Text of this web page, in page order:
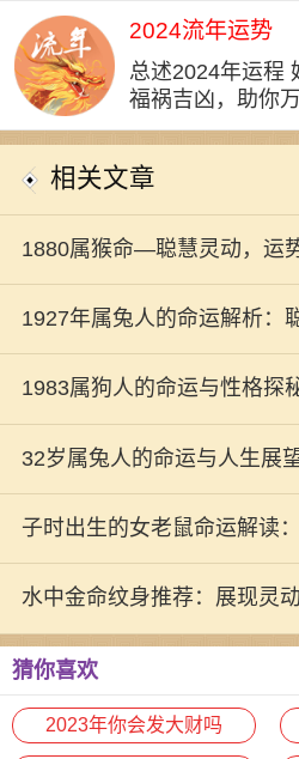
2024流年运势
总述2024年运程
福祸吉凶，助你万
相关文章
1880属猴命—聪慧灵动，运
1927年属兔人的命运解析：
生
1983属狗人的命运与性格探
合
32岁属兔人的命运与人生展
合
子时出生的女老鼠命运解读
挑战并存
水中金命纹身推荐：展现灵
选择
猜你喜欢
2023年你会发大财吗